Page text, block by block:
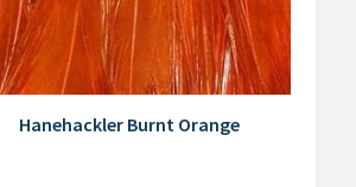
Hanehackler Burnt Orange